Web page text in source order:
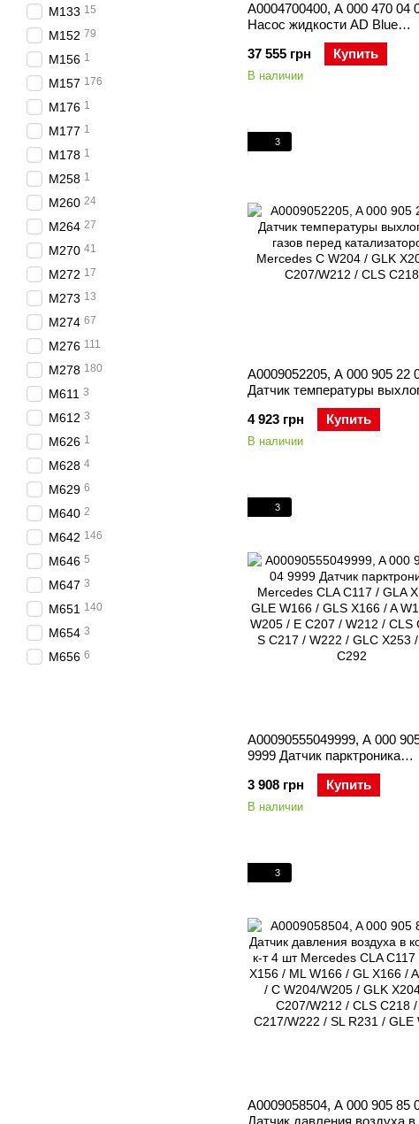
A0004700400, A 000 470 04
Насос жидкости AD Blue
Mercedes ML/GLE W166/
GL/GLS X166 / SLK R172 / C
/ E C207/W212/W213/C238 /
37 555 грн Купить
В наличии
3
A0009052205, A 000 905 22
Датчик температуры
газов перед катализатором
Mercedes C W204 / GLK
C207/W212 / CLS C218
4 923 грн Купить
В наличии
3
A00090555049999, A 000
9999 Датчик парктроника
Mercedes CLA C117 / GLA
GLE W166 / GLS X166 / A
C W205 / E C207 / W212 /
3 908 грн Купить
В наличии
3
A0009058504, A 000 905 85
Датчик давления воздуха в
M133 15
M152 79
M156 1
M157 176
M176 1
M177 1
M178 1
M258 1
M260 24
M264 27
M270 41
M272 17
M273 13
M274 67
M276 111
M278 180
M611 3
M612 3
M626 1
M628 4
M629 6
M640 2
M642 146
M646 5
M647 3
M651 140
M654 3
M656 6